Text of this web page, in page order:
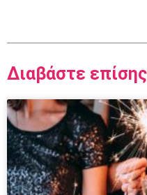
Διαβάστε επίσης